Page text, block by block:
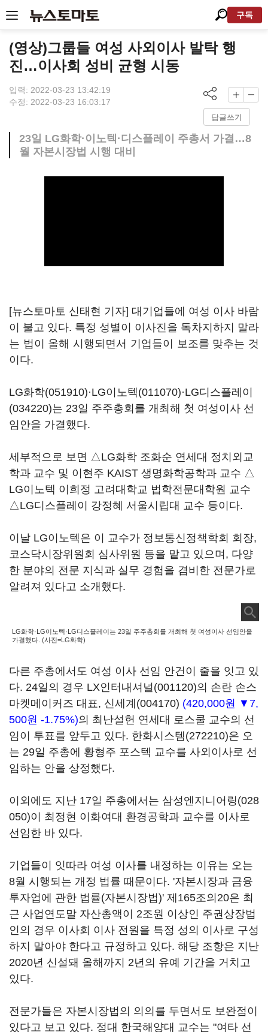
구독
(영상)그룹들 여성 사외이사 발탁 행
진…이사회 성비 균형 시동
입력: 2022-03-23 13:42:19
수정: 2022-03-23 16:03:17
답글쓰기
23일 LG화학·이노텍·디스플레이 주총서 가결…8
월 자본시장법 시행 대비
[뉴스토마토 신태현 기자] 대기업들에 여성 이사 바람
이 불고 있다. 특정 성별이 이사진을 독차지하지 말라
는 법이 올해 시행되면서 기업들이 보조를 맞추는 것
이다.
LG화학(051910)·LG이노텍(011070)·LG디스플레이
(034220)는 23일 주주총회를 개최해 첫 여성이사 선
임안을 가결했다.
세부적으로 보면 △LG화학 조화순 연세대 정치외교
학과 교수 및 이현주 KAIST 생명화학공학과 교수 △
LG이노텍 이희정 고려대학교 법학전문대학원 교수
△LG디스플레이 강정혜 서울시립대 교수 등이다.
이날 LG이노텍은 이 교수가 정보통신정책학회 회장,
코스닥시장위원회 심사위원 등을 맡고 있으며, 다양
한 분야의 전문 지식과 실무 경험을 겸비한 전문가로
알려져 있다고 소개했다.
LG화학·LG이노텍·LG디스플레이는 23일 주주총회를 개최해 첫 여성이사 선임안을
가결했다. (사진=LG화학)
다른 주총에서도 여성 이사 선임 안건이 줄을 잇고 있
다. 24일의 경우 LX인터내셔널(001120)의 손란 손스
마켓메이커즈 대표, 신세계(004170) (420,000원 ▼7,
500원 -1.75%)의 최난설헌 연세대 로스쿨 교수의 선
임이 투표를 앞두고 있다. 한화시스템(272210)은 오
는 29일 주총에 황형주 포스텍 교수를 사외이사로 선
임하는 안을 상정했다.
이외에도 지난 17일 주총에서는 삼성엔지니어링(028
050)이 최정현 이화여대 환경공학과 교수를 이사로
선임한 바 있다.
기업들이 잇따라 여성 이사를 내정하는 이유는 오는
8월 시행되는 개정 법률 때문이다. '자본시장과 금융
투자업에 관한 법률(자본시장법)' 제165조의20은 최
근 사업연도말 자산총액이 2조원 이상인 주권상장법
인의 경우 이사회 이사 전원을 특정 성의 이사로 구성
하지 말아야 한다고 규정하고 있다. 해당 조항은 지난
2020년 신설돼 올해까지 2년의 유예 기간을 거치고
있다.
전문가들은 자본시장법의 의의를 두면서도 보완점이
있다고 보고 있다. 정대 한국해양대 교수는 "여타 선